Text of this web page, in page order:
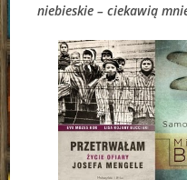
niebieskie – ciekawią